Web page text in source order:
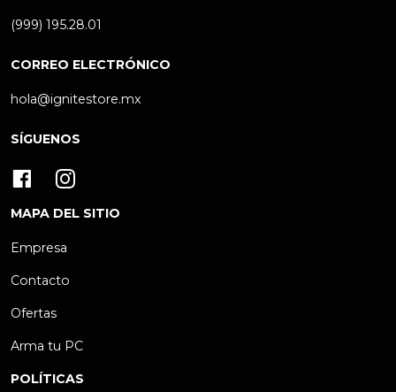
(999) 195.28.01
CORREO ELECTRÓNICO
hola@ignitestore.mx
SÍGUENOS
MAPA DEL SITIO
Empresa
Contacto
Ofertas
Arma tu PC
POLÍTICAS